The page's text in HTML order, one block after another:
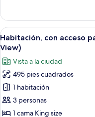
personas
discapacitadas
Deluxe,
con
acceso
para
personas
discapacitadas
Abrir
todas
las
fotos
de
Habitación,
con
acceso
5
Habitación, con acceso
View)
Vista a la ciudad
495 pies cuadrados
1 habitación
3 personas
1 cama King size